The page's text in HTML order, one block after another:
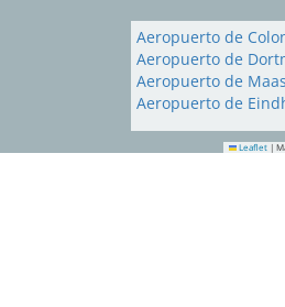
Leaflet |
Aeropuerto de
Aeropuerto de
Aeropuerto de
Aeropuerto de